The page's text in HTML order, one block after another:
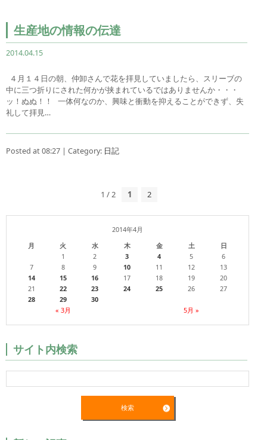
生産地の情報の伝達
2014.04.15
４月１４日の朝、仲卸さんで花を拝見していましたら、スリーブの
中に三つ折りにされた何かが挟まれているではありませんか・・・
ッ！ぬぬ！！ 一体何なのか、興味と衝動を抑えることができず、失
礼して拝見…
Posted at 08:27 | Category: 日記
1 / 2 1 2
2014年4月
月
火 水 木 金 土 日
« 3月 5月 »
1 2 3 4 5
6
7
8 9 10 11 12
13
14
15 16 17 18 19
20
21
22 23 24 25 26
27
28
29 30
サイト内検索